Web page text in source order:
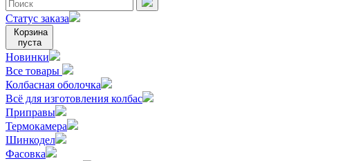
Статус заказа
Корзина
пуста
Новинки
Все товары
Колбасная оболочка
Всё для изготовления колбас
Приправы
Термокамера
Шинкодел
Фасовка